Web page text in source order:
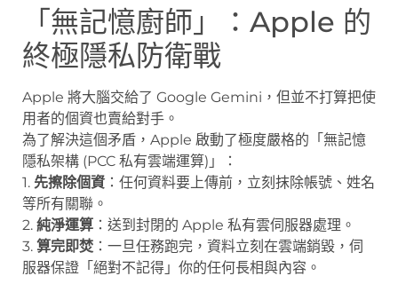
「無記憶廚師」：Apple 的
終極隱私防衛戰
Apple 將大腦交給了 Google Gemini，但並不打算把使
用者的個資也賣給對手。
為了解決這個矛盾，Apple 啟動了極度嚴格的「無記憶
隱私架構 (PCC 私有雲端運算)」：
1. 先擦除個資 ：任何資料要上傳前，立刻抹除帳號、姓名
等所有關聯。
2. 純淨運算 ：送到封閉的 Apple 私有雲伺服器處理。
3. 算完即焚 ：一旦任務跑完，資料立刻在雲端銷毀，伺
服器保證「絕對不記得」你的任何長相與內容。